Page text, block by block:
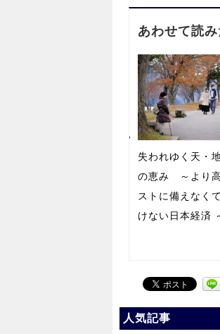
あわせて読
失われゆく天・
の恵み ～より
ストに備えなく
けない日本経済
人気記事